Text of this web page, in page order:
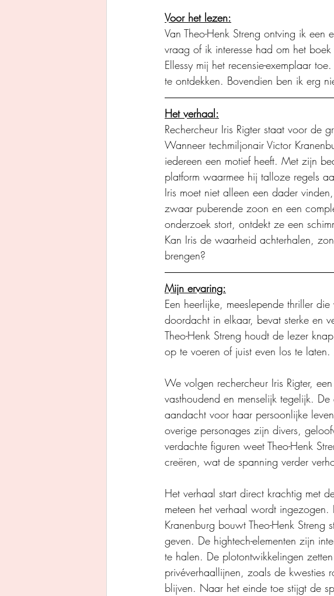
Voor het lezen:
Van Theo-Henk Streng ontving ik een
vraag of ik interesse had om het
Ellessy mij het recensie-exemplaar
te ontdekken. Bovendien ben ik erg
Het verhaal:
Rechercheur Iris Rigter staat voor de
Wanneer techmiljonair Victor
iedereen een motief heeft. Met zijn
platform waarmee hij talloze regels
Iris moet niet alleen een dader
zwaar puberende zoon en een
onderzoek stort, ontdekt ze een
Kan Iris de waarheid achterhalen,
brengen?
Mijn ervaring:
Een heerlijke, meeslepende thriller
doordacht in elkaar, bevat sterke en
Theo-Henk Streng houdt de lezer
op te voeren of juist even los te
We volgen rechercheur Iris Rigter,
vasthoudend en menselijk tegelijk.
aandacht voor haar persoonlijke
overige personages zijn divers,
verdachte figuren weet Theo-Henk
creëren, wat de spanning verder
Het verhaal start direct krachtig met
meteen het verhaal wordt
Kranenburg bouwt Theo-Henk
geven. De hightech-elementen zijn
te halen. De plotontwikkelingen
privéverhaallijnen, zoals de kwesties
blijven. Naar het einde toe stijgt de